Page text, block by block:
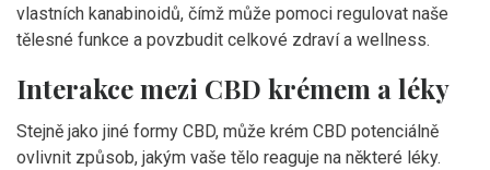
vlastních kanabinoidů, čímž může pomoci regulovat naše
tělesné funkce a povzbudit celkové zdraví a wellness.
Interakce mezi CBD krémem a léky
Stejně jako jiné formy CBD, může krém CBD potenciálně
ovlivnit způsob, jakým vaše tělo reaguje na některé léky.